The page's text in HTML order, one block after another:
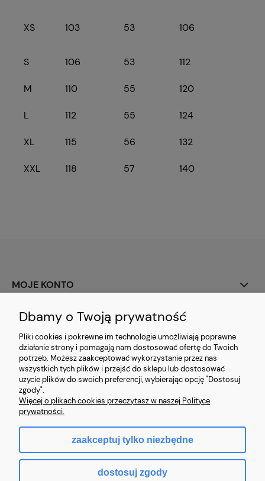
XS 103 53 106
S 106 53 112
M 110 55 120
L 112 55 124
XL 115 56 132
XXL 118 57 140
MOJE KONTO
PŁATNOŚCI I DOSTAWA
INFORMACJE
Złote Nici 2022
Dbamy o Twoją prywatność
Pliki cookies i pokrewne im technologie umożliwiają poprawne
działanie strony i pomagają nam dostosować ofertę do Twoich
potrzeb. Możesz zaakceptować wykorzystanie przez nas
wszystkich tych plików i przejść do sklepu lub dostosować
użycie plików do swoich preferencji, wybierając opcję "Dostosuj
zgody".
Więcej o plikach cookies przeczytasz w naszej Polityce
prywatności.
zaakceptuj tylko niezbędne
dostosuj zgody